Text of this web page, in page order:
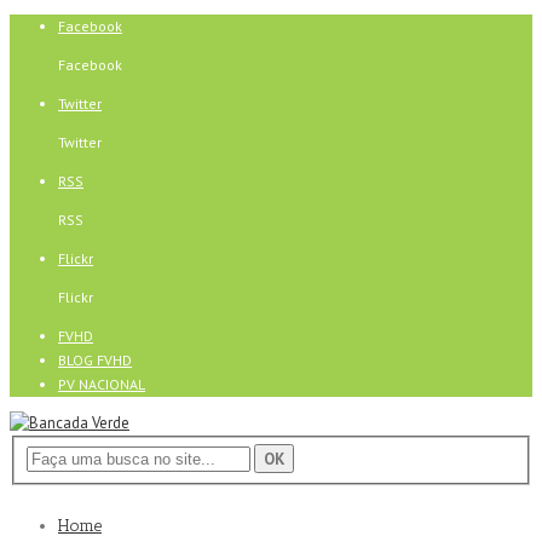
Facebook
Facebook
Twitter
Twitter
RSS
RSS
Flickr
Flickr
FVHD
BLOG FVHD
PV NACIONAL
Home